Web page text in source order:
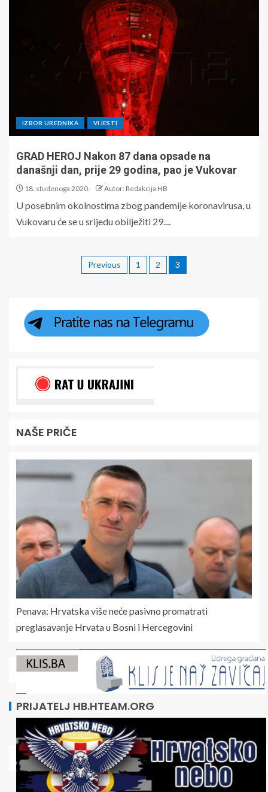
IZBOR UREDNIKA VIJESTI
GRAD HEROJ Nakon 87 dana opsade na
današnji dan, prije 29 godina, pao je Vukovar
18. studenoga 2020. Autor: Redakcija HB
U posebnim okolnostima zbog pandemije koronavirusa, u
Vukovaru će se u srijedu obilježiti 29....
Previous 1 2 3
NAŠE PRIČE
Penava: Hrvatska više neće pasivno promatrati
preglasavanje Hrvata u Bosni i Hercegovini
PRIJATELJ HB.HTEAM.ORG